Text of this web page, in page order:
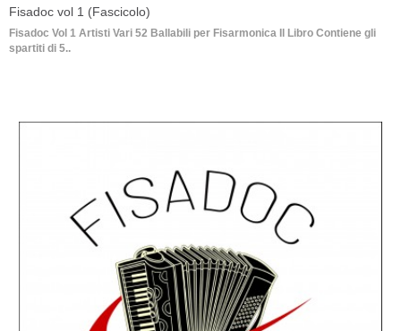
Fisadoc vol 1 (Fascicolo)
Fisadoc Vol 1 Artisti Vari 52 Ballabili per Fisarmonica Il Libro Contiene gli
spartiti di 5..